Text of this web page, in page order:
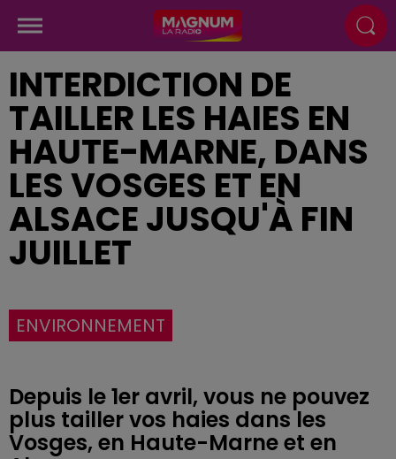
INTERDICTION DE
TAILLER LES HAIES EN
HAUTE-MARNE, DANS
LES VOSGES ET EN
ALSACE JUSQU'À FIN
JUILLET
ENVIRONNEMENT
Depuis le 1er avril, vous ne pouvez
plus tailler vos haies dans les
Vosges, en Haute-Marne et en